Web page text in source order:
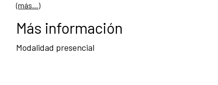
(más…)
Más información
Modalidad presencial